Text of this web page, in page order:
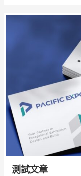
測試文章